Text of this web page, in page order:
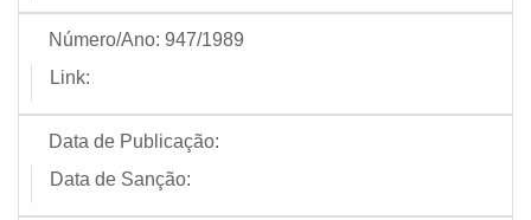
Número/Ano: 947/1989
Link:
Data de Publicação:
Data de Sanção: